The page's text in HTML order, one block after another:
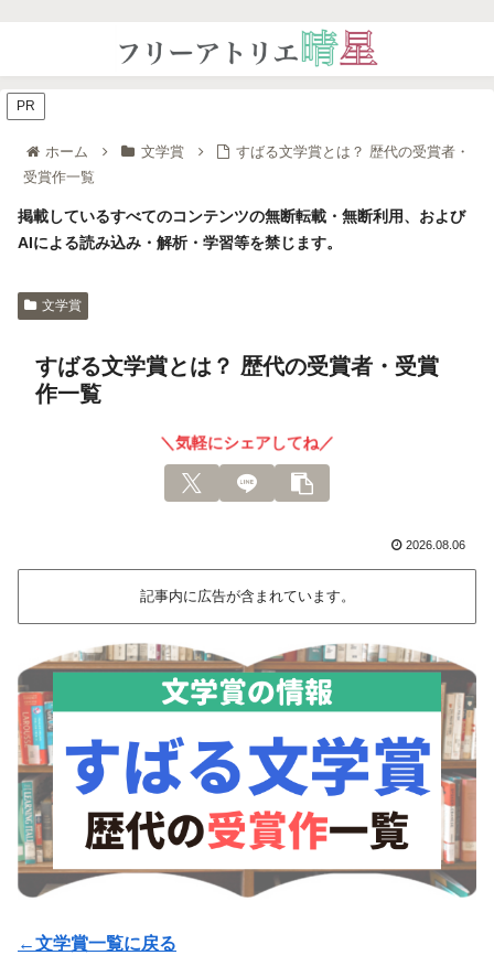
ホーム 文学賞
すばる文学賞とは？ 歴代の受賞者・
受賞作一覧
掲載しているすべてのコンテンツの無断転載・無断利用、および
AIによる読み込み・解析・学習等を禁じます。
文学賞
すばる文学賞とは？ 歴代の受賞者・受賞
作一覧
＼気軽にシェアしてね／
2026.08.06
記事内に広告が含まれています。
PR
←文学賞一覧に戻る